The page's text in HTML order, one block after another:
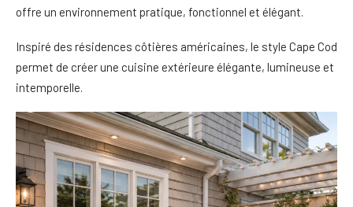
offre un environnement pratique, fonctionnel et élégant.
Inspiré des résidences côtières américaines, le style Cape Cod
permet de créer une cuisine extérieure élégante, lumineuse et
intemporelle.